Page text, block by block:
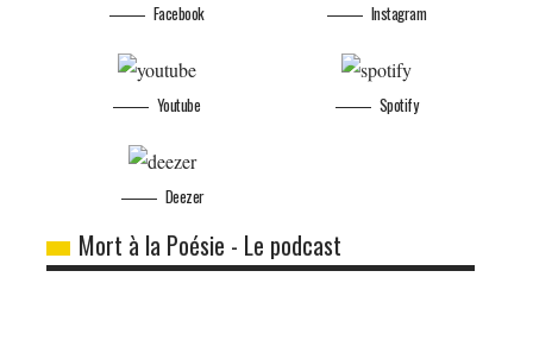
Facebook
Youtube
Instagram
Spotify
Deezer
Mort à la Poésie - Le podcast